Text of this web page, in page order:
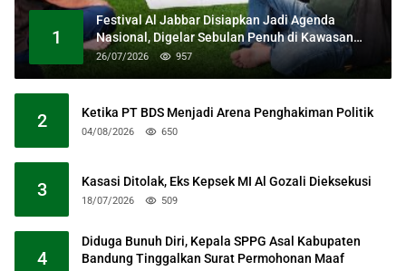
1
Festival Al Jabbar Disiapkan Jadi Agenda
Nasional, Digelar Sebulan Penuh di Kawasan
Masjid Raya Al Jabbar
26/07/2026 957
2 Ketika PT BDS Menjadi Arena Penghakiman Politik
04/08/2026 650
3 Kasasi Ditolak, Eks Kepsek MI Al Gozali Dieksekusi
18/07/2026 509
4
Diduga Bunuh Diri, Kepala SPPG Asal Kabupaten
Bandung Tinggalkan Surat Permohonan Maaf